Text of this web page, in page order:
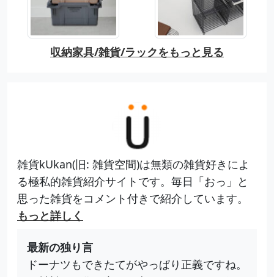
収納家具/雑貨/ラックをもっと見る
雑貨kUkan(旧: 雑貨空間)は無類の雑貨好きによ
る極私的雑貨紹介サイトです。毎日「おっ」と
思った雑貨をコメント付きで紹介しています。
もっと詳しく
最新の独り言
ドーナツもできたてがやっぱり正義ですね。